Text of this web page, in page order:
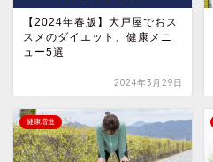
【2024年春版】大戸屋でおス
スメのダイエット、健康メニ
ュー5選
2024年3月29日
健康増進